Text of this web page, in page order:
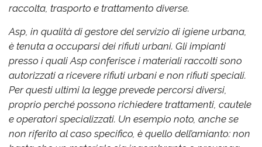
raccolta, trasporto e trattamento diverse.
Asp, in qualità di gestore del servizio di igiene urbana,
è tenuta a occuparsi dei rifiuti urbani. Gli impianti
presso i quali Asp conferisce i materiali raccolti sono
autorizzati a ricevere rifiuti urbani e non rifiuti speciali.
Per questi ultimi la legge prevede percorsi diversi,
proprio perché possono richiedere trattamenti, cautele
e operatori specializzati. Un esempio noto, anche se
non riferito al caso specifico, è quello dell’amianto: non